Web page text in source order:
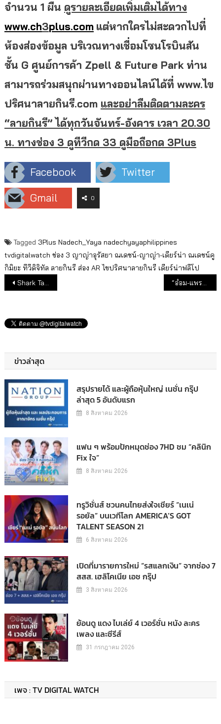
จำนวน 1 ผืน ดูรายละเอียดเพิ่มเติมได้ทาง
www.ch3plus.com แต่หากใครไม่สะดวกไปที่
ห้องส่องข้อมูล บริเวณทางเชื่อมโซนโรบินสัน
ชั้น G ศูนย์การค้า Zpell & Future Park ท่าน
สามารถร่วมสนุกผ่านทางออนไลน์ได้ที่ www.ไข
ปริศนาลายกินรี.com และอย่าลืมติดตามละคร
“ลายกินรี” ได้ทุกวันจันทร์-อังคาร เวลา 20.30
น. ทางช่อง 3 ดูทีวีกด 33 ดูมือถือกด 3Plus
Facebook
Twitter
Gmail
0
Tagged 3Plus Nadech_Yaya nadechyayaphilippines
tvdigitalwatch ช่อง 3 ญาญ่าอุรัสยา ณเดชน์-ญาญ่า-เดียร์น่า ณเดชน์คู
กิมิยะ ทีวีดิจิทัล ลายกินรี ส่อง AR ไขปริศนาลายกินรี เดียร์น่าฟลีโป
แนะแนวเรื่อง
Shark Tank Thailand EP 8 ชาร์คประพล เดินหน้าหนุน สองธุรกิจเอสเอ็มอีไทย “อ๋อม-แพรว” นำทีมปลุกตำนานความมันส์ “สัจจะในชุมโจร (เสือสั่งฟ้า 3)” พร้อมลงจอ 29 ต.ค.นี้
ข่าวล่าสุด
สรุปรายได้ และผู้ถือหุ้นใหญ่ เนชั่น กรุ๊ป
ล่าสุด 5 อันดับแรก
8 สิงหาคม 2026
แฟน ๆ พร้อมปักหมุดช่อง 7HD ชม “คลินิก
Fix ใจ”
8 สิงหาคม 2026
ทรูวิชั่นส์ ชวนคนไทยส่งใจเชียร์ “เนเน่
รอยัล” บนเวทีโลก AMERICA’S GOT
TALENT SEASON 21
6 สิงหาคม 2026
เปิดที่มารายการใหม่ “รสแลกเงิน” จากช่อง 7
สสส. เฮลิโคเนีย เอช กรุ๊ป
3 สิงหาคม 2026
ย้อนดู แดง ไบเล่ย์ 4 เวอร์ชั่น หนัง ละคร
เพลง และซีรีส์
31 กรกฎาคม 2026
เพจ : TV DIGITAL WATCH